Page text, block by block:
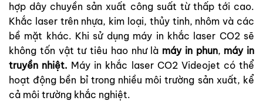
hợp dây chuyền sản xuất công suất từ thấp tới cao.
Khắc laser trên nhựa, kim loại, thủy tinh, nhôm và các
bề mặt khác. Khi sử dụng máy in khắc laser CO2 sẽ
không tốn vật tư tiêu hao như là máy in phun, máy in
truyền nhiệt. Máy in khắc laser CO2 Videojet có thể
hoạt động bền bỉ trong nhiều môi trường sản xuất, kể
cả môi trường khắc nghiệt.